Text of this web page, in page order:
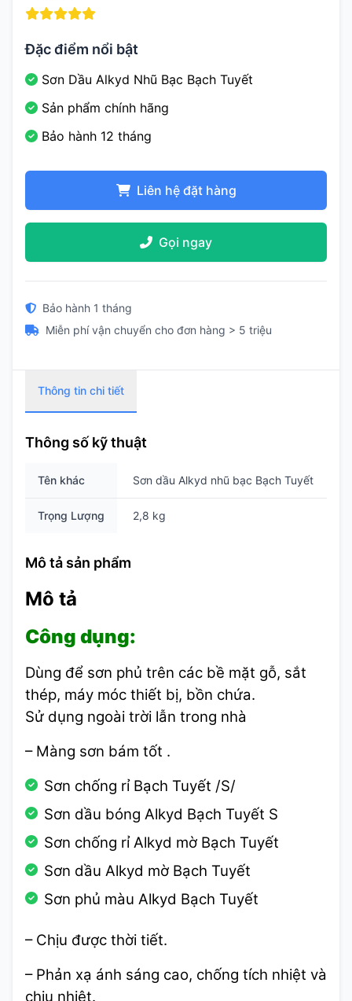
Đặc điểm nổi bật
Sơn Dầu Alkyd Nhũ Bạc Bạch Tuyết
Sản phẩm chính hãng
Bảo hành 12 tháng
Liên hệ đặt hàng
Gọi ngay
Bảo hành 1 tháng
Miễn phí vận chuyển cho đơn hàng > 5 triệu
Thông tin chi tiết
Thông số kỹ thuật
Tên khác Sơn dầu Alkyd nhũ bạc Bạch Tuyết
Trọng Lượng 2,8 kg
Mô tả sản phẩm
Mô tả
Công dụng:
Dùng để sơn phủ trên các bề mặt gỗ, sắt
thép, máy móc thiết bị, bồn chứa.
Sử dụng ngoài trời lẫn trong nhà
– Màng sơn bám tốt .
Sơn chống rỉ Bạch Tuyết /S/
Sơn dầu bóng Alkyd Bạch Tuyết S
Sơn chống rỉ Alkyd mờ Bạch Tuyết
Sơn dầu Alkyd mờ Bạch Tuyết
Sơn phủ màu Alkyd Bạch Tuyết
– Chịu được thời tiết.
– Phản xạ ánh sáng cao, chống tích nhiệt và
chịu nhiệt.